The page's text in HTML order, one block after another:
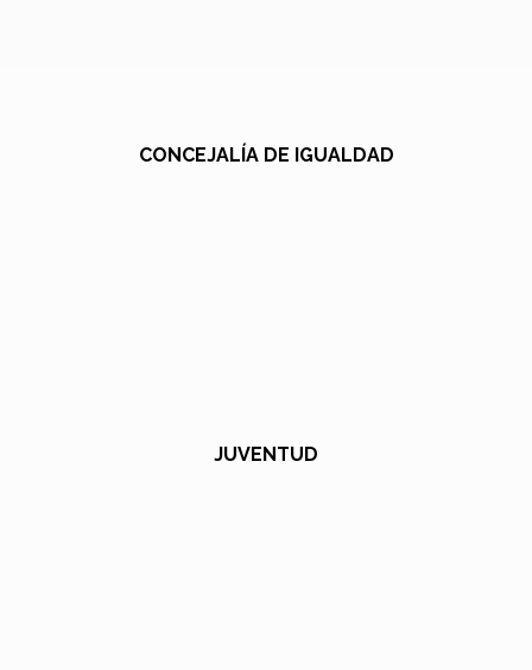
CONCEJALÍA DE IGUALDAD
JUVENTUD